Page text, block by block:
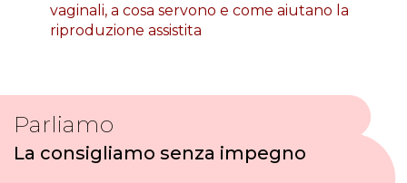
vaginali, a cosa servono e come aiutano la
riproduzione assistita
Parliamo
La consigliamo senza impegno